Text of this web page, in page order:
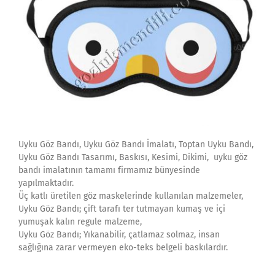
Uyku Göz Bandı, Uyku Göz Bandı İmalatı, Toptan Uyku Bandı,
Uyku Göz Bandı Tasarımı, Baskısı, Kesimi, Dikimi, uyku göz
bandı imalatının tamamı firmamız bünyesinde
yapılmaktadır.
Üç katlı üretilen göz maskelerinde kullanılan malzemeler,
Uyku Göz Bandı; çift tarafı ter tutmayan kumaş ve içi
yumuşak kalın regule malzeme,
Uyku Göz Bandı; Yıkanabilir, çatlamaz solmaz, insan
sağlığına zarar vermeyen eko-teks belgeli baskılardır.